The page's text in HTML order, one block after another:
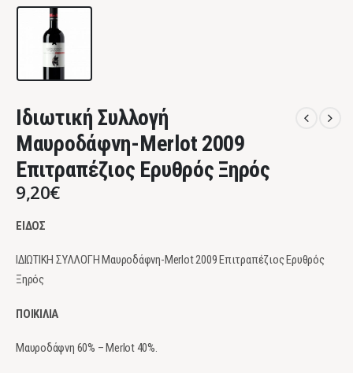
Ιδιωτική Συλλογή
Μαυροδάφνη-Merlot 2009
Επιτραπέζιος Ερυθρός Ξηρός
9,20€
ΕΙΔΟΣ
ΙΔΙΩΤΙΚΗ ΣΥΛΛΟΓΗ Μαυροδάφνη-Merlot 2009 Επιτραπέζιος Ερυθρός
Ξηρός
ΠΟΙΚΙΛΙΑ
Μαυροδάφνη 60% – Merlot 40%.